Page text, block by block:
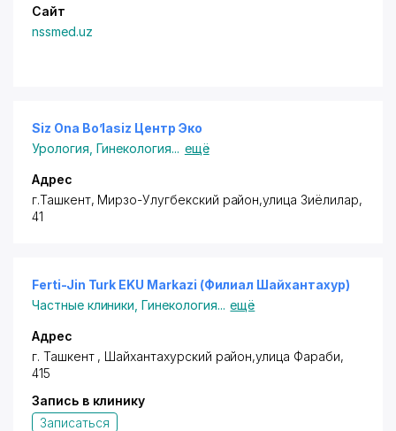
Сайт
nssmed.uz
Siz Ona Bo’lasiz Центр Эко
Урология Гинекология... ещё
Адрес
г.Ташкент, Мирзо-Улугбекский район,улица Зиёлилар,
41
Ferti-Jin Turk EKU Markazi (Филиал Шайхантахур)
Частные клиники ,Гинекология... ещё
Адрес
г. Ташкент , Шайхантахурский район,улица Фараби,
415
Запись в клинику
Записаться